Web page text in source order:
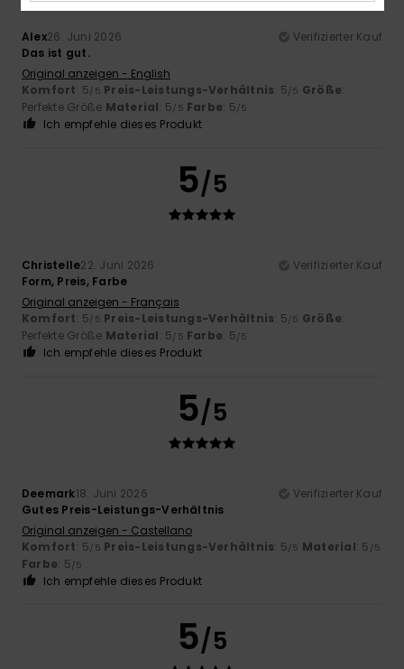
Alex26. Juni 2026
Verifizierter Kauf
Das ist gut.
Original anzeigen - English
Komfort: 5/5 Preis-Leistungs-Verhältnis: 5/5 Größe:
Perfekte Größe Material: 5/5 Farbe: 5/5
Ich empfehle dieses Produkt
5/5
Christelle22. Juni 2026
Verifizierter Kauf
Form, Preis, Farbe
Original anzeigen - Français
Komfort: 5/5 Preis-Leistungs-Verhältnis: 5/5 Größe:
Perfekte Größe Material: 5/5 Farbe: 5/5
Ich empfehle dieses Produkt
5/5
Deemark18. Juni 2026
Verifizierter Kauf
Gutes Preis-Leistungs-Verhältnis
Original anzeigen - Castellano
Komfort: 5/5 Preis-Leistungs-Verhältnis: 5/5 Material: 5 /5
Farbe: 5/5
Ich empfehle dieses Produkt
5/5